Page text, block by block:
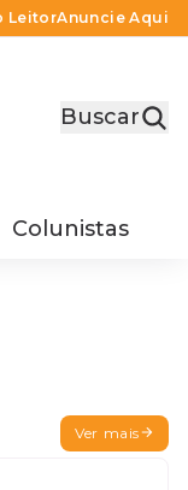
LeitorAnuncie Aqui
Buscar
Colunistas
Ver mais